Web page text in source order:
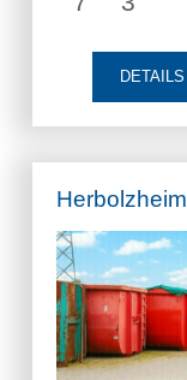
DETAILS
Herbolzheim